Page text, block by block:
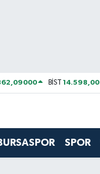
BİST14.598,00
SPOR